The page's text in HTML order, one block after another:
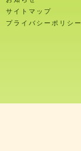
サイトマップ
プライバシーポリシー